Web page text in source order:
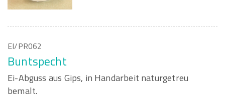
EI/PR062
Buntspecht
Ei-Abguss aus Gips, in Handarbeit naturgetreu
bemalt.